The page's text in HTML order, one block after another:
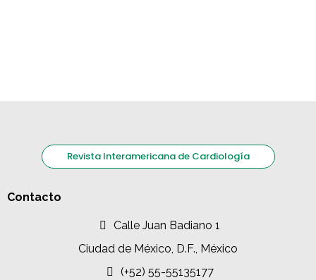
Revista Interamericana de Cardiología
Contacto
Calle Juan Badiano 1
Ciudad de México, D.F., México
(+52) 55-55135177